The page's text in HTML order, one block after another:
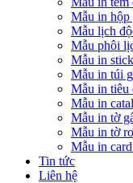
Mẫu in hộp
Mẫu lịch
Mẫu phôi
Mẫu in
Mẫu in túi
Mẫu in tiêu
Mẫu in
Mẫu in tờ
Mẫu in tờ
Mẫu in
Tin tức
Liên hệ